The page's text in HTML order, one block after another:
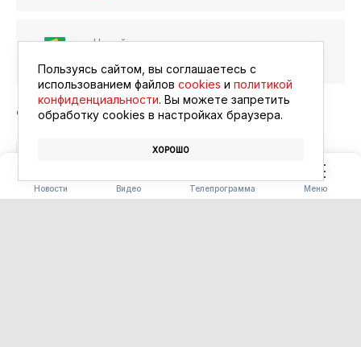
Новости Видео Телепрограмма Меню
Читайте в ленте
АФИША
Пользуясь сайтом, вы соглашаетесь с
использованием файлов cookies и политикой
конфиденциальности. Вы можете запретить
обработку сookies в настройках браузера.
ХОРОШО